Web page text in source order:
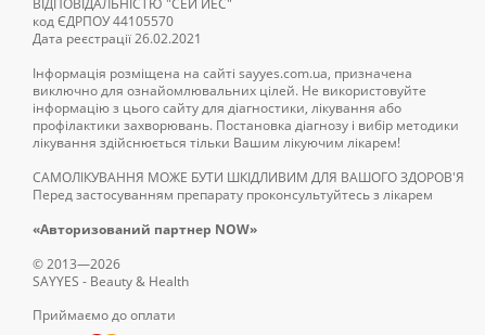
ВІДПОВІДАЛЬНІСТЮ "СЕЙ ЙЕС"
код ЄДРПОУ 44105570
Дата реєстрації 26.02.2021
Інформація розміщена на сайті sayyes.com.ua, призначена
виключно для ознайомлювальних цілей. Не використовуйте
інформацію з цього сайту для діагностики, лікування або
профілактики захворювань. Постановка діагнозу і вибір методики
лікування здійснюється тільки Вашим лікуючим лікарем!
САМОЛІКУВАННЯ МОЖЕ БУТИ ШКІДЛИВИМ ДЛЯ ВАШОГО ЗДОРОВ'Я
Перед застосуванням препарату проконсультуйтесь з лікарем
«Авторизований партнер NOW»
© 2013—2026
SAYYES - Beauty & Health
Приймаємо до оплати